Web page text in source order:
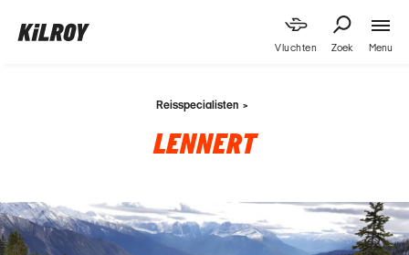
Vluchten Zoek Menu
Reisspecialisten
LENNERT